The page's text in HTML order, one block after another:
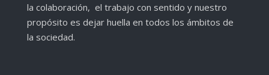
la colaboración, el trabajo con sentido y nuestro
propósito es dejar huella en todos los ámbitos de
la sociedad.